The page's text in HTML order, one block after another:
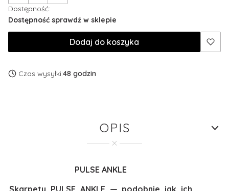
Dostępność:
Dostępność sprawdź w sklepie
Dodaj do koszyka
Czas wysyłki:48 godzin
OPIS
PULSE ANKLE